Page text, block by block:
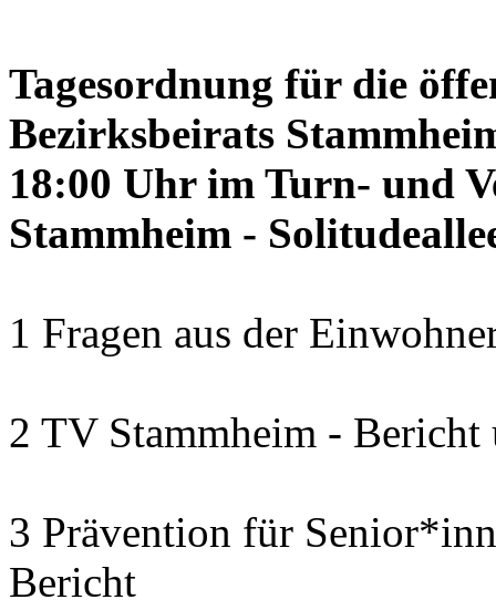
Tagesordnung für die
Bezirksbeirats
18:00 Uhr im Turn- und
Stammheim -
1 Fragen aus der
2 TV Stammheim - Bericht
3 Prävention für
Bericht